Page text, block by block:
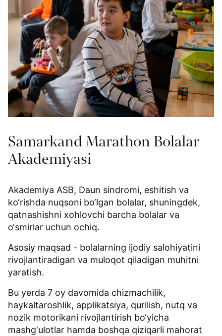
Samarkand Marathon Bolalar
Akademiyasi
Akademiya ASB, Daun sindromi, eshitish va
ko‘rishda nuqsoni bo‘lgan bolalar, shuningdek,
qatnashishni xohlovchi barcha bolalar va
o‘smirlar uchun ochiq.
Asosiy maqsad - bolalarning ijodiy salohiyatini
rivojlantiradigan va muloqot qiladigan muhitni
yaratish.
Bu yerda 7 oy davomida chizmachilik,
haykaltaroshlik, applikatsiya, qurilish, nutq va
nozik motorikani rivojlantirish bo‘yicha
mashg‘ulotlar hamda boshqa qiziqarli mahorat